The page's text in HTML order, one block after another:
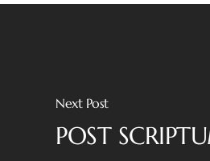
Next Post
POST